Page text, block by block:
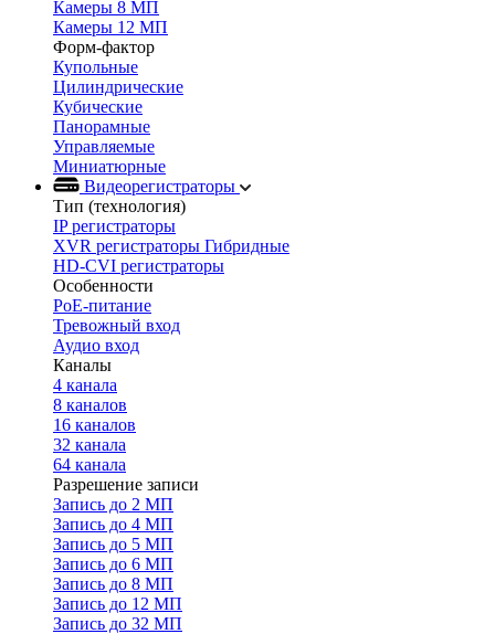
Камеры 8 МП
Камеры 12 МП
Форм-фактор
Купольные
Цилиндрические
Кубические
Панорамные
Управляемые
Миниатюрные
Видеорегистраторы
Тип (технология)
IP регистраторы
XVR регистраторы Гибридные
HD-CVI регистраторы
Особенности
PoE-питание
Тревожный вход
Аудио вход
Каналы
4 канала
8 каналов
16 каналов
32 канала
64 канала
Разрешение записи
Запись до 2 МП
Запись до 4 МП
Запись до 5 МП
Запись до 6 МП
Запись до 8 МП
Запись до 12 МП
Запись до 32 МП